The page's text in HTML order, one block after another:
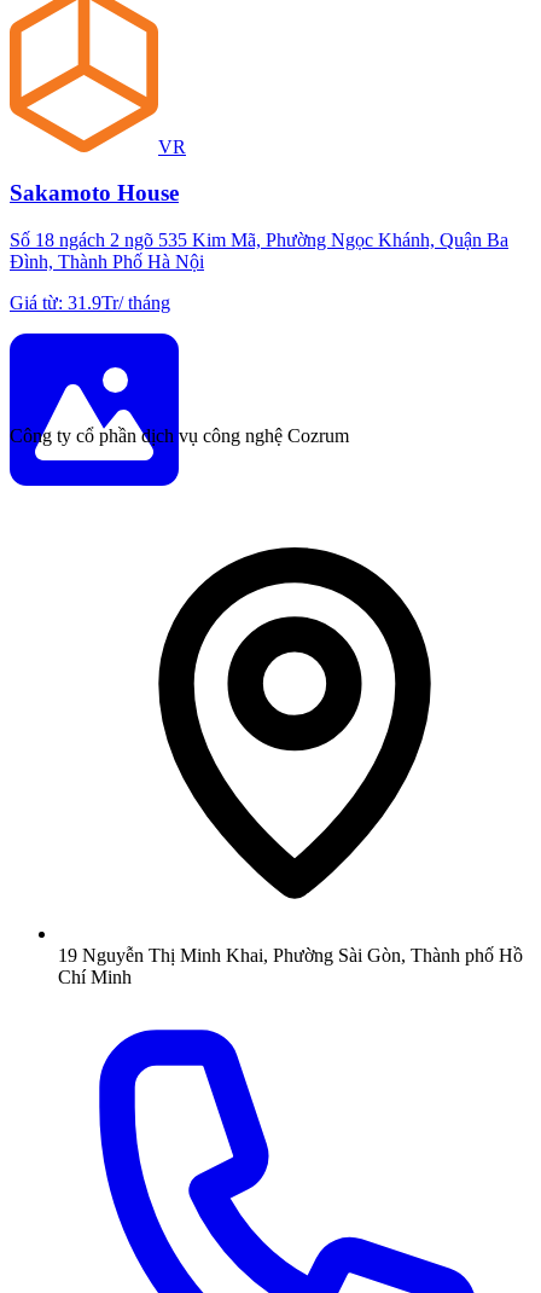
VR
Sakamoto House
Số 18 ngách 2 ngõ 535 Kim Mã, Phường Ngọc Khánh, Quận Ba
Đình, Thành Phố Hà Nội
Giá từ: 31.9Tr/tháng
Công ty cổ phần dịch vụ công nghệ Cozrum
19 Nguyễn Thị Minh Khai, Phường Sài Gòn, Thành phố Hồ
Chí Minh